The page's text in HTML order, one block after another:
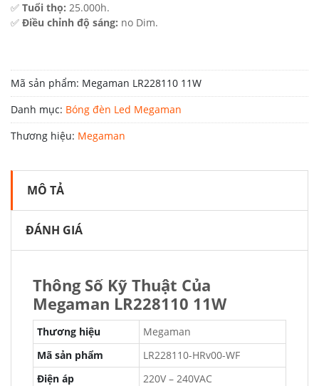
✅ Tuổi thọ: 25.000h.
✅ Điều chỉnh độ sáng: no Dim.
Mã sản phẩm: Megaman LR228110 11W
Danh mục: Bóng đèn Led Megaman
Thương hiệu: Megaman
MÔ TẢ
ĐÁNH GIÁ
Thông Số Kỹ Thuật Của
Megaman LR228110 11W
Thương hiệu
Megaman
Mã sản phẩm
LR228110-HRv00-WF
Điện áp
220V – 240VAC